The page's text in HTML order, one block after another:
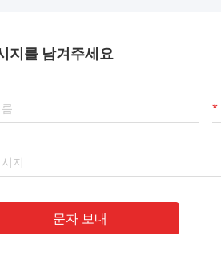
지를 남겨주세요
문자 보내